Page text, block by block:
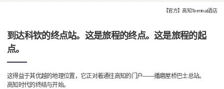
【官方】高知Terminal酒店
到达科钦的终点站。这是旅程的终点。这是旅程的起
点。
这得益于其优越的地理位置，它正对着通往高知的门户——播磨屋桥巴士总站。
高知时代的终结与开始。